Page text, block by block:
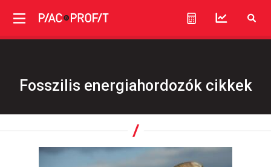
Fosszilis energiahordozók cikkek